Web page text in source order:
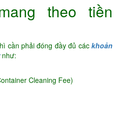
theo tiền
cần phải đóng đầy đủ các khoản
như:
Cleaning Fee)